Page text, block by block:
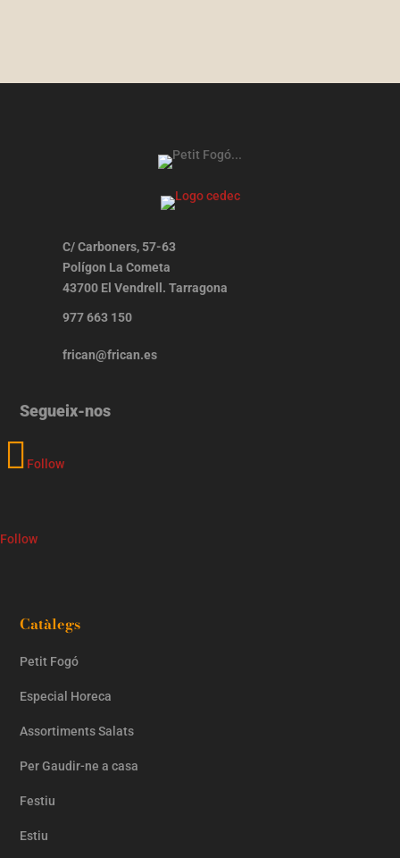
C/ Carboners, 57-63
Polígon La Cometa
43700 El Vendrell. Tarragona
977 663 150
frican@frican.es
Segueix-nos
Follow
Follow
Catàlegs
Petit Fogó
Especial Horeca
Assortiments Salats
Per Gaudir-ne a casa
Festiu
Estiu